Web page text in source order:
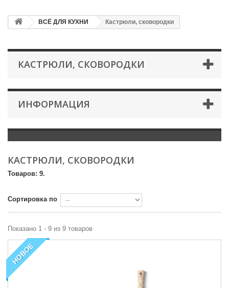
ВСЁ ДЛЯ КУХНИ Кастрюли, сковородки
КАСТРЮЛИ, СКОВОРОДКИ
ИНФОРМАЦИЯ
КАСТРЮЛИ, СКОВОРОДКИ
Товаров: 9.
Сортировка по
Показано 1 - 9 из 9 товаров
НОВОЕ